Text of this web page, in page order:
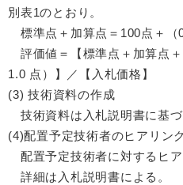
別表1のとおり。
標準点＋加算点＝100点＋（0
評価値＝【標準点＋加算点
1.0 点）】／【入札価格】
(3) 技術資料の作成
技術資料は入札説明書に基づ
(4)配置予定技術者のヒアリン
配置予定技術者に対するヒア
詳細は入札説明書による。